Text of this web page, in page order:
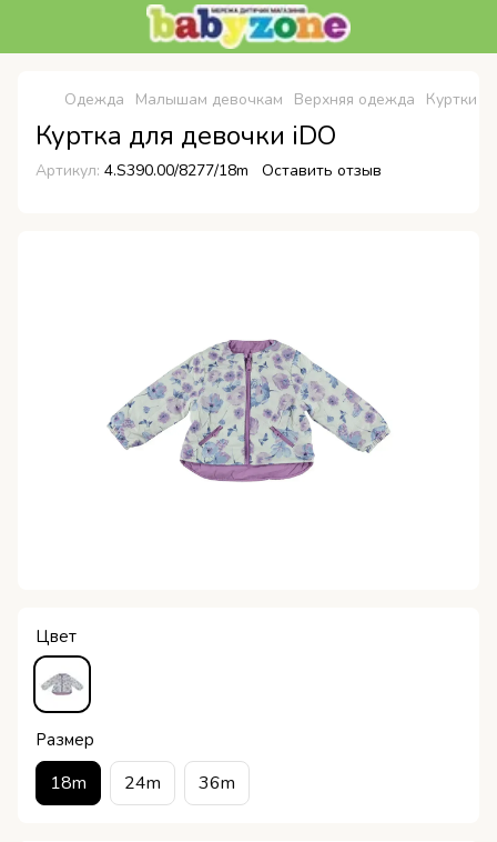
Одежда Малышам девочкам Верхняя одежда Куртки
Куртка для девочки iDO
Артикул: 4.S390.00/8277/18m Оставить отзыв
Цвет
Размер
18m 24m 36m